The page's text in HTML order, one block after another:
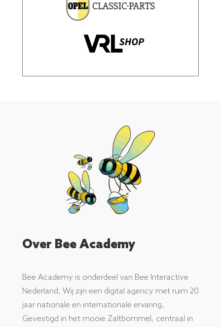
Over Bee Academy
Bee Academy is onderdeel van Bee Interactive
Nederland. Wij zijn een digital agency met ruim 20
jaar nationale en internationale ervaring.
Gevestigd in het mooie Zaltbommel, centraal in